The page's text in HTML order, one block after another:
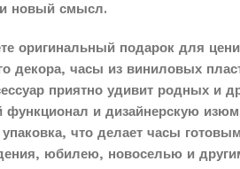
новый смысл.
оригинальный подарок для
декора, часы из виниловых
приятно удивит родных и
функционал и дизайнерскую
упаковка, что делает часы
юбилею, новоселью и